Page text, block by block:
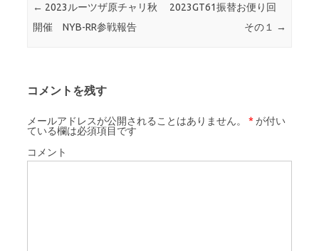
投稿ナビゲーション
← 2023ルーツザ原チャリ秋
開催 NYB-RR参戦報告
2023GT61振替お便り回
その１
→
コメントを残す
メールアドレスが公開されることはありません。 * が付い
ている欄は必須項目です
コメント